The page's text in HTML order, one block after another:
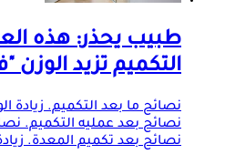
طبيب يحذر: هذه
التكميم تزيد الوزن
نصائح ما بعد التكميم. زيادة
نصائح بعد عمليه التكميم.
نصائح بعد تكميم المعدة.